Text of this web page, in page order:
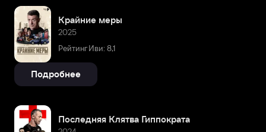
Крайние меры
2025
Рейтинг Иви: 8,1
Подробнее
Последняя Клятва Гиппократа